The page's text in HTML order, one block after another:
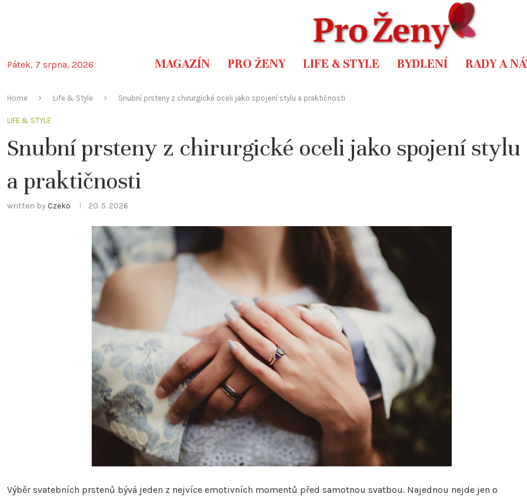
Pátek, 7 srpna, 2026 MAGAZÍN PRO ŽENY LIFE & STYLE BYDLENÍ RADY A
Home Life & Style Snubní prsteny z chirurgické oceli jako spojení stylu a praktičnosti
LIFE & STYLE
Snubní prsteny z chirurgické oceli jako spojení stylu
a praktičnosti
written by Czeko 20. 5. 2026
Výběr svatebních prstenů bývá jeden z nejvíce emotivních momentů před samotnou svatbou. Najednou nejde jen o